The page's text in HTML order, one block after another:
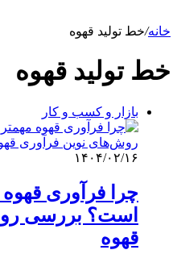
خانه/خط تولید قهوه
خط تولید قهوه
بازار و کسب و کار
۱۴۰۴/۰۲/۱۶
چرا فرآوری
است؟ بررسی
قهوه